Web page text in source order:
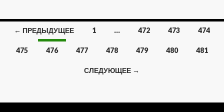
Навигация
← ПРЕДЫДУЩЕЕ 1 … 472 473 474
475 476 477 478 479 480 481
СЛЕДУЮЩЕЕ →